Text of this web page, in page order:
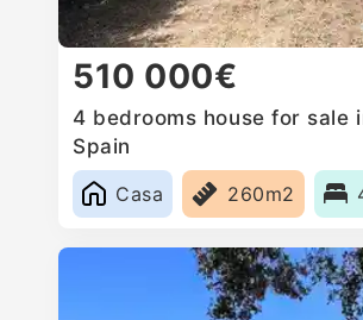
510 000€
4 bedrooms house for sale
Spain
Casa
260m2